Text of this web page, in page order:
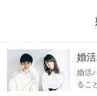
婚
婚活
るこ